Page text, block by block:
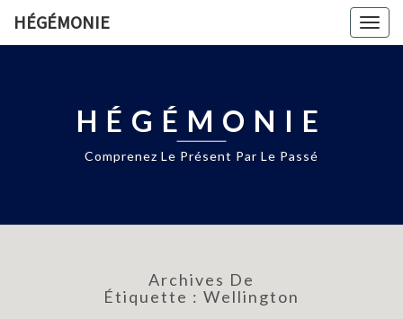
HÉGÉMONIE
HÉGÉMONIE
Comprenez Le Présent Par Le Passé
Archives De
Étiquette : Wellington